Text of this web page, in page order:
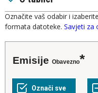
Označite vaš odabir i
formata datoteke. Savjeti za
Emisije Obavezno